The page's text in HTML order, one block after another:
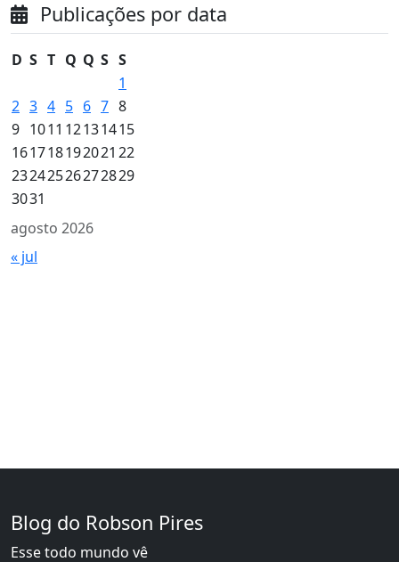
Publicações por data
agosto 2026
D S T Q Q S S
1
2 3 4 5 6 7 8
9 1011 12131415
161718192021 22
23242526272829
3031
« jul
Blog do Robson Pires
Esse todo mundo vê